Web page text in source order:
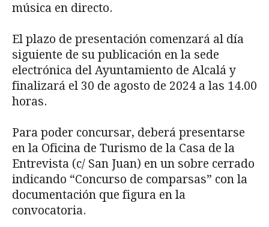
música en directo.
El plazo de presentación comenzará al día
siguiente de su publicación en la sede
electrónica del Ayuntamiento de Alcalá y
finalizará el 30 de agosto de 2024 a las 14.00
horas.
Para poder concursar, deberá presentarse
en la Oficina de Turismo de la Casa de la
Entrevista (c/ San Juan) en un sobre cerrado
indicando “Concurso de comparsas” con la
documentación que figura en la
convocatoria.